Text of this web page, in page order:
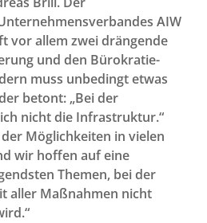
AIW
vor allem zwei drängende
und den Bürokratie-
muss unbedingt etwas
betont: „Bei der
nicht die Infrastruktur.“
Möglichkeiten in vielen
wir hoffen auf eine
Themen, bei der
aller Maßnahmen nicht